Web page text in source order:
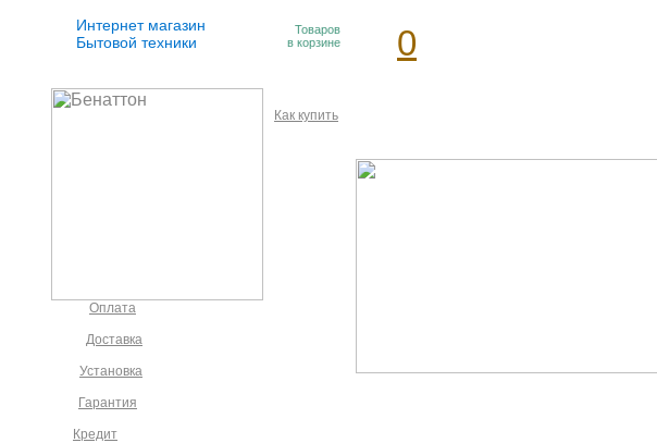
Интернет магазин
Бытовой техники
Товаров
в корзине
0
Как купить
Оплата
Доставка
Установка
Гарантия
Кредит